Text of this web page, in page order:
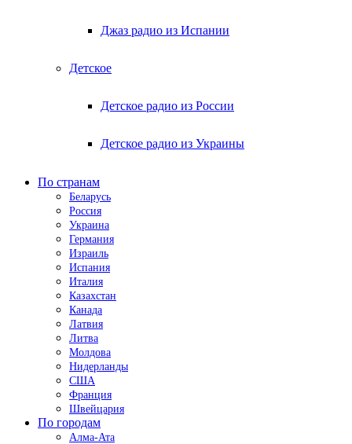
Джаз радио из Испании
Детское
Детское радио из России
Детское радио из Украины
По странам
Беларусь
Россия
Украина
Германия
Израиль
Испания
Италия
Казахстан
Канада
Латвия
Литва
Молдова
Нидерланды
США
Франция
Швейцария
По городам
Алма-Ата